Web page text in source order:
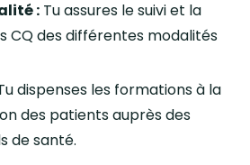
: Tu assures le suivi et la
CQ des différentes modalités
dispenses les formations à la
des patients auprès des
de santé.